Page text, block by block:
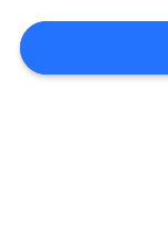
CONTRÔLE
DE